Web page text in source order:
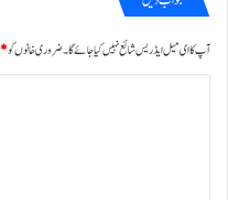
آپ کا ای میل ایڈریس شائع نہیں کیا جائے گا۔ضروری خانوں کو*